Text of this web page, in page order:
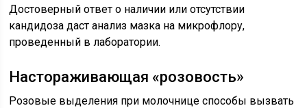
Достоверный ответ о наличии или отсутствии
кандидоза даст анализ мазка на микрофлору,
проведенный в лаборатории.
Настораживающая «розовость»
Розовые выделения при молочнице способы вызвать